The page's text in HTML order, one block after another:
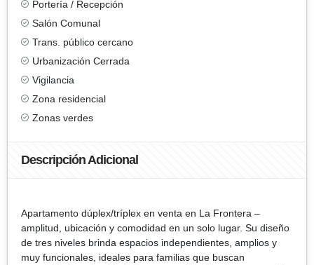
Portería / Recepción
Salón Comunal
Trans. público cercano
Urbanización Cerrada
Vigilancia
Zona residencial
Zonas verdes
Descripción Adicional
Apartamento dúplex/tríplex en venta en La Frontera –
amplitud, ubicación y comodidad en un solo lugar. Su diseño
de tres niveles brinda espacios independientes, amplios y
muy funcionales, ideales para familias que buscan